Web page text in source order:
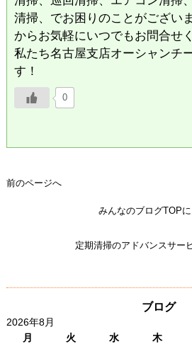
清掃、でお困りのことがござい
からお気軽にいつでもお問合せ
私たち名古屋支店オーシャンチ
す！
0
前のページへ
みんなのブログTOP
定期清掃のアドバンスサ
ブログ
2026年8月
月
火 水 木